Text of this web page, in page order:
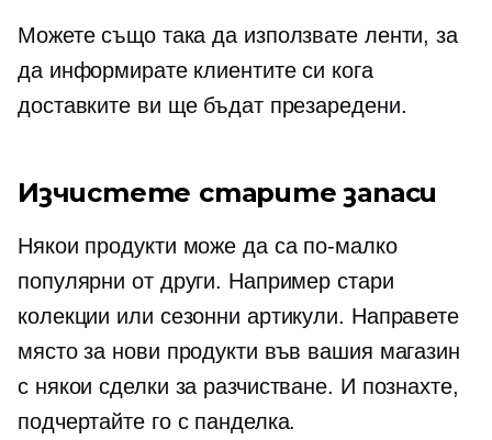
Можете също така да използвате ленти, за
да информирате клиентите си кога
доставките ви ще бъдат презаредени.
Изчистете старите запаси
Някои продукти може да са по-малко
популярни от други. Например стари
колекции или сезонни артикули. Направете
място за нови продукти във вашия магазин
с някои сделки за разчистване. И познахте,
подчертайте го с панделка.